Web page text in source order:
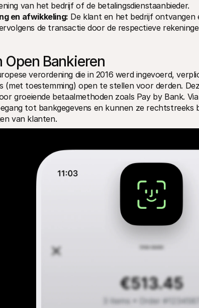
van het bedrijf of de betalingsdienstaanbieder.
en afwikkeling: De klant en het bedrijf ontvangen
de transactie door de respectieve
Open Bankieren
verordening die in 2016 werd ingevoerd,
(met toestemming) open te stellen voor derden.
groeiende betaalmethoden zoals Pay by Bank.
tot bankgegevens en kunnen ze rechtstreeks
van klanten.